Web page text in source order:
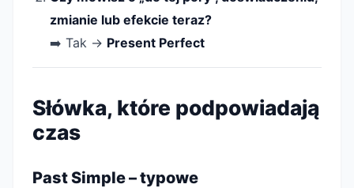
zmianie lub efekcie teraz?
➡️ Tak → Present Perfect
Słówka, które podpowiadają
czas
Past Simple – typowe